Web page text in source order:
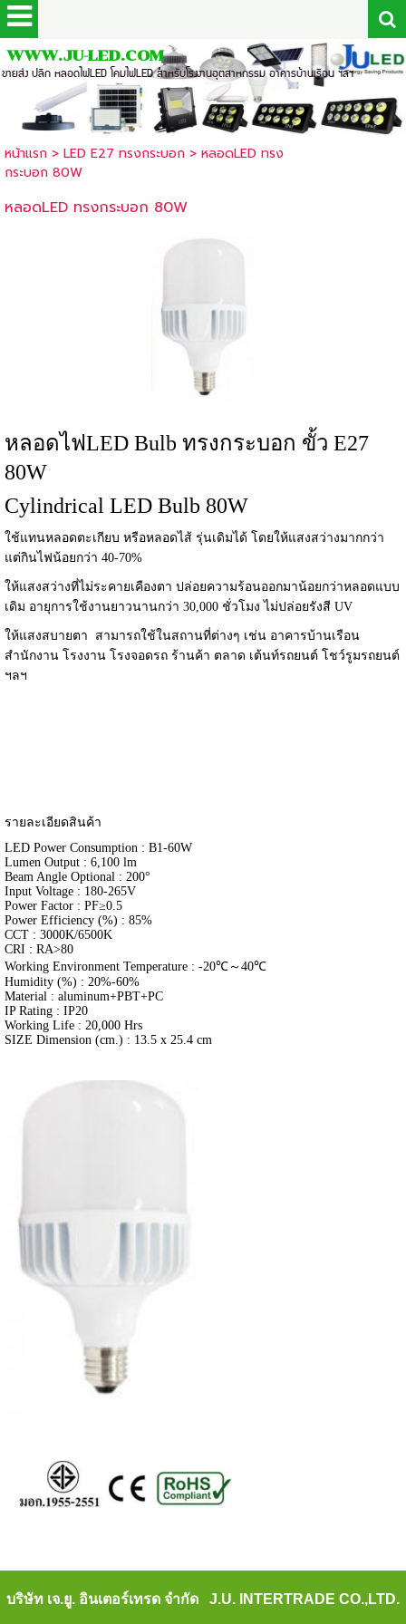
WWW.JU-LED.COM
ขายส่ง ปลีก หลอดไฟLED โคมไฟLED สำหรับโรงงานอุตสาหกรรม อาคารบ้านเรือน ฯลฯ
หน้าแรก> LED E27 ทรงกระบอก> หลอดLED ทรง
กระบอก 80W
หลอดLED ทรงกระบอก 80W
หลอดไฟLED Bulb ทรงกระบอก ขั้ว E27
80W
Cylindrical LED Bulb 80W
ใช้แทนหลอดตะเกียบ หรือหลอดไส้ รุ่นเดิมได้ โดยให้แสงสว่างมากกว่า
แต่กินไฟน้อยกว่า 40-70%
ให้แสงสว่างที่ไม่ระคายเคืองตา ปล่อยความร้อนออกมาน้อยกว่าหลอดแบบ
เดิม อายุการใช้งานยาวนานกว่า 30,000 ชั่วโมง ไม่ปล่อยรังสี UV
ให้แสงสบายตา สามารถใช้ในสถานที่ต่างๆ เช่น อาคารบ้านเรือน
สำนักงาน โรงงาน โรงจอดรถ ร้านค้า ตลาด เต้นท์รถยนต์ โชว์รูมรถยนต์
ฯลฯ
รายละเอียดสินค้า
LED Power Consumption : B1-60W
Lumen Output : 6,100 lm
Beam Angle Optional : 200°
Input Voltage : 180-265V
Power Factor : PF≥0.5
Power Efficiency (%) : 85%
CCT : 3000K/6500K
CRI : RA>80
Working Environment Temperature : -20℃～40℃
Humidity (%) : 20%-60%
Material : aluminum+PBT+PC
IP Rating : IP20
Working Life : 20,000 Hrs
SIZE Dimension (cm.) : 13.5 x 25.4 cm
บริษัท เจ.ยู. อินเตอร์เทรด จำกัด J.U. INTERTRADE CO.,LTD.